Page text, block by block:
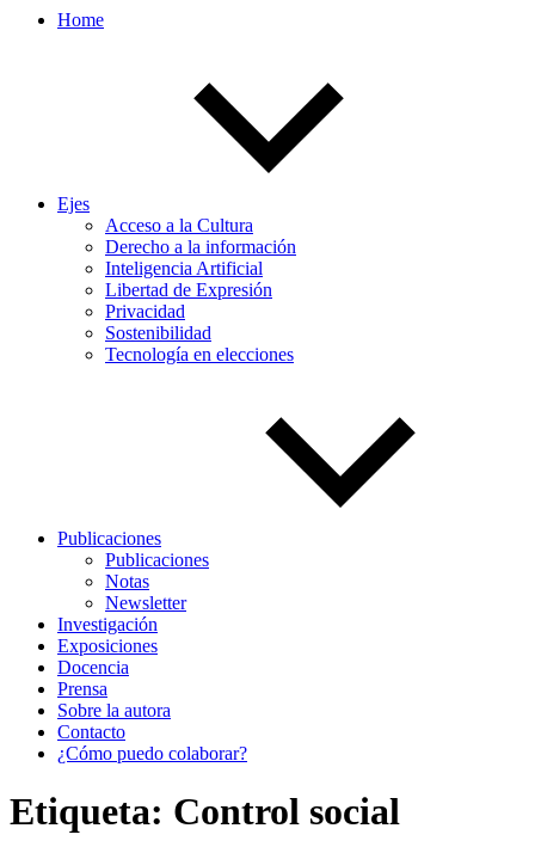
Home
Ejes
Acceso a la Cultura
Derecho a la información
Inteligencia Artificial
Libertad de Expresión
Privacidad
Sostenibilidad
Tecnología en elecciones
Publicaciones
Publicaciones
Notas
Newsletter
Investigación
Exposiciones
Docencia
Prensa
Sobre la autora
Contacto
¿Cómo puedo colaborar?
Etiqueta: Control social